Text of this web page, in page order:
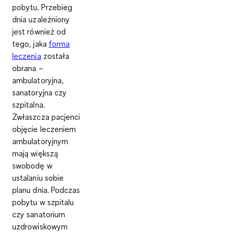
pobytu. Przebieg
dnia uzależniony
jest również od
tego,jaka forma
leczenia została
obrana –
ambulatoryjna,
sanatoryjna czy
szpitalna.
Zwłaszcza pacjenci
objęcie leczeniem
ambulatoryjnym
mają większą
swobodę w
ustalaniu sobie
planu dnia. Podczas
pobytu w szpitalu
czy sanatorium
uzdrowiskowym